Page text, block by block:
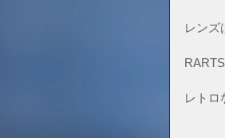
レンズ
レトロ